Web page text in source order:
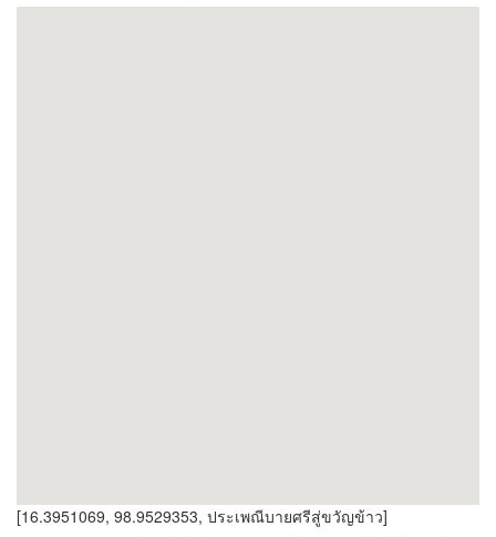
[16.3951069, 98.9529353, ประเพณีบายศรีสู่ขวัญข้าว]